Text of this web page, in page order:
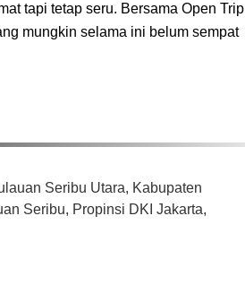
tapi tetap seru. Bersama Open Trip
mungkin selama ini belum sempat
Seribu Utara, Kabupaten
Seribu, Propinsi DKI Jakarta,